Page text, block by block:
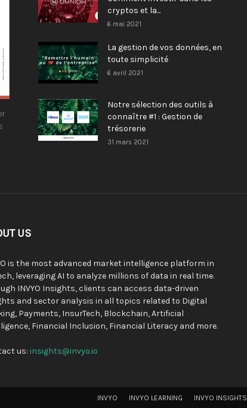
cryptos et la...
6 mai 2021
La gestion de vos données, en
toute simplicité
6 avril 2021
Notre sélection des outils à
connaître #1 : Gestion de
trésorerie
31 mars 2021
US
is the most advanced market intelligence platform in
leveraging AI to analyze millions of data in real time.
INVYO Insights, clients can access data-driven
and sector analysis in all topics related to Digital
Payments, InsurTech, Blockchain, Artificial
Financial Inclusion, Financial Literacy and more.
us: insights@invyo.io
INVYO INVYO LEARNING INVYO INSIGHTS